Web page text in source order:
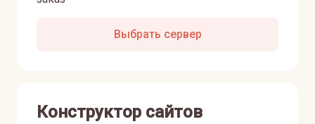
Выбрать сервер
Конструктор сайтов